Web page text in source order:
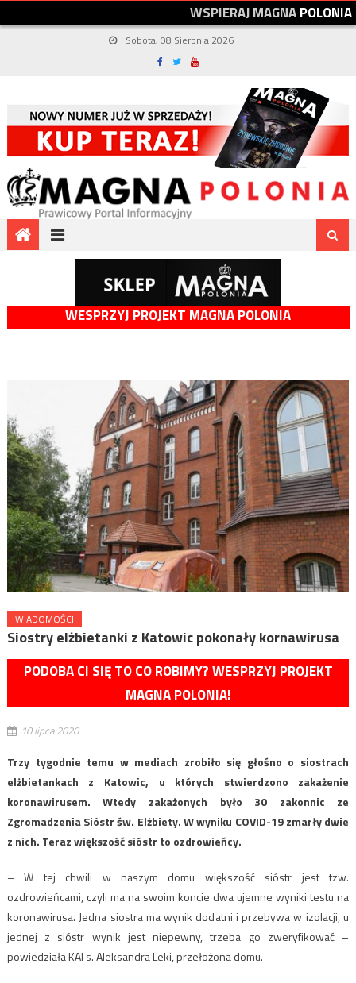
WSPIERAJMAGNAPOLONIA
Sobota, 08 Sierpnia 2026
WESPRZYJ PROJEKT MAGNA POLONIA
WIADOMOŚCI
Siostry elżbietanki z Katowic pokonały kornawirusa
PODOBA CI SIĘ TO CO ROBIMY? WESPRZYJ PROJEKT
MAGNA POLONIA!
10 lipca 2020
Trzy tygodnie temu w mediach zrobiło się głośno o siostrach
elżbietankach z Katowic, u których stwierdzono zakażenie
koronawirusem. Wtedy zakażonych było 30 zakonnic ze
Zgromadzenia Sióstr św. Elżbiety. W wyniku COVID-19 zmarły dwie
z nich. Teraz większość sióstr to ozdrowieńcy.
– W tej chwili w naszym domu większość sióstr jest tzw.
ozdrowieńcami, czyli ma na swoim koncie dwa ujemne wyniki testu na
koronawirusa. Jedna siostra ma wynik dodatni i przebywa w izolacji, u
jednej z sióstr wynik jest niepewny, trzeba go zweryfikować –
powiedziała KAI s. Aleksandra Leki, przełożona domu.